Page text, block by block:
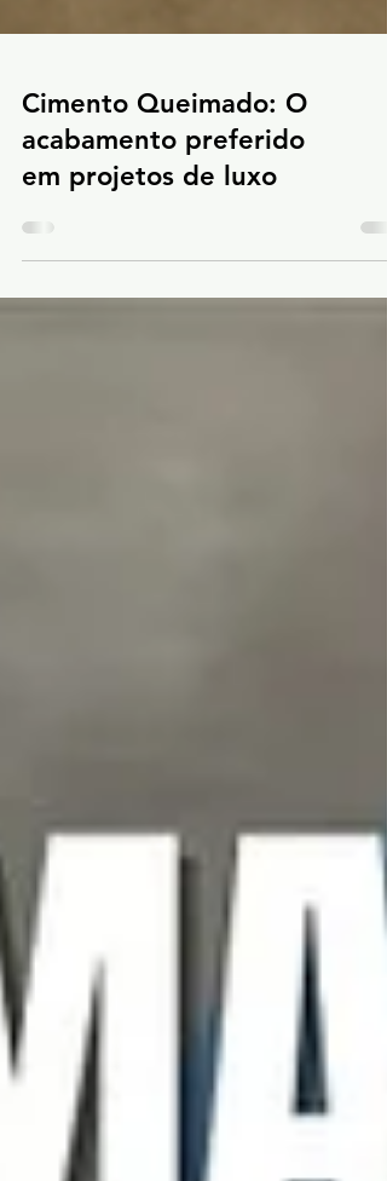
Cimento Queimado: O
acabamento preferido
em projetos de luxo